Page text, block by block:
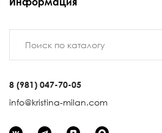
8 (981) 047-70-05
info@kristina-milan.com